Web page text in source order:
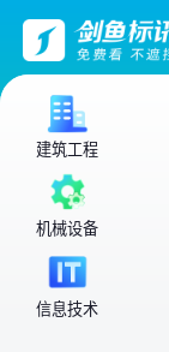
建筑工程
机械设备
信息技术